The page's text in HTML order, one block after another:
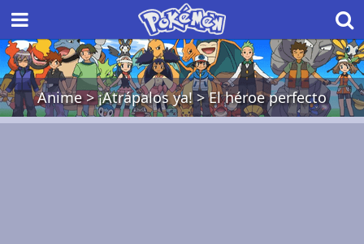
Anime>¡Atrápalos ya!>El héroe perfecto